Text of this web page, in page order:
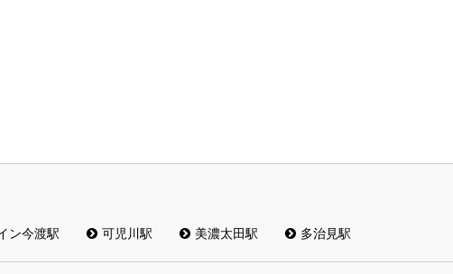
ン今渡駅 可児川駅 美濃太田駅 多治見駅